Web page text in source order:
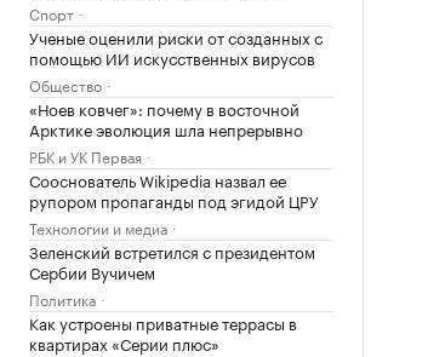
Спорт
Ученые оценили риски от созданных с
помощью ИИ искусственных вирусов
Общество
«Ноев ковчег»: почему в восточной
Арктике эволюция шла непрерывно
РБК и УК Первая
Сооснователь Wikipedia назвал ее
рупором пропаганды под эгидой ЦРУ
Технологии и медиа
Зеленский встретился с президентом
Сербии Вучичем
Политика
Как устроены приватные террасы в
квартирах «Серии плюс»